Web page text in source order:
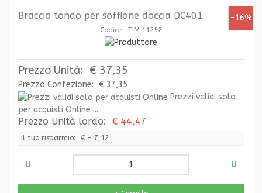
-16%
Braccio tondo per soffione doccia DC401
Codice: TIM.11252
Prezzo Unità: € 37,35
Prezzo Confezione:
€ 37,35
Prezzi validi solo
per acquisti Online ...
Prezzo Unità lordo: € 44,47
Il tuo risparmio: € - 7,12